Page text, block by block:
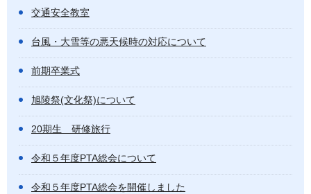
交通安全教室
台風・大雪等の悪天候時の対応について
前期卒業式
旭陵祭(文化祭)について
20期生 研修旅行
令和５年度PTA総会について
令和５年度PTA総会を開催しました